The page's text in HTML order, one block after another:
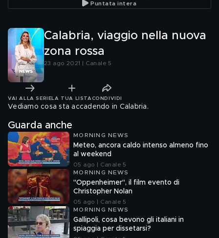
Puntata intera
Calabria, viaggio nella nuova
zona rossa
23 ago 2021 | Canale 5
VAI ALLA SERIE LA TUA LISTA CONDIVIDI
Vediamo cosa sta accadendo in Calabria.
Guarda anche
MORNING NEWS
Meteo, ancora caldo intenso almeno fino
al weekend
05 ago | Canale 5
MORNING NEWS
"Oppenheimer", il film evento di
Christopher Nolan
05 ago | Canale 5
MORNING NEWS
Gallipoli, cosa bevono gli italiani in
spiaggia per dissetarsi?